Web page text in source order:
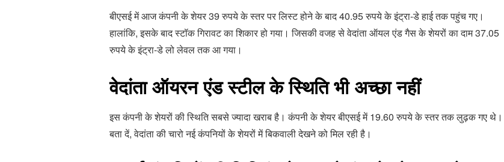
बीएसई में आज कंपनी के शेयर 39 रुपये के स्तर पर लिस्ट होने के बाद 40.95 रुपये के इंट्रा-डे हाई तक पहुंच गए।
हालांकि, इसके बाद स्टॉक गिरावट का शिकार हो गया। जिसकी वजह से वेदांता ऑयल एंड गैस के शेयरों का दाम 37.05
रुपये के इंट्रा-डे लो लेवल तक आ गया।
वेदांता ऑयरन एंड स्टील के स्थिति भी अच्छा नहीं
इस कंपनी के शेयरों की स्थिति सबसे ज्यादा खराब है। कंपनी के शेयर बीएसई में 19.60 रुपये के स्तर तक लुढ़क गए थे।
बता दें, वेदांता की चारो नई कंपनियों के शेयरों में बिकवाली देखने को मिल रही है।